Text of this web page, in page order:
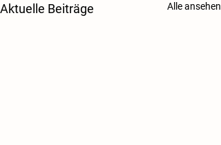
Aktuelle Beiträge Alle ansehen